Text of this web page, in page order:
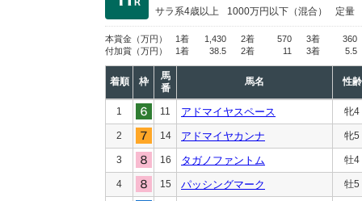
サラ系4歳以上 1000万円以下 （混合） 定量
本賞金 （万円） 1着 1,430 2着 570 3着
360
付加賞 （万円） 1着 38.5 2着 11 3着 5.5
着順 枠
馬
番
馬名 性齢
1 11 アドマイヤスペース 牝4
2 14 アドマイヤカンナ 牝5
3 16 タガノファントム 牡4
4 15 パッシングマーク 牡5